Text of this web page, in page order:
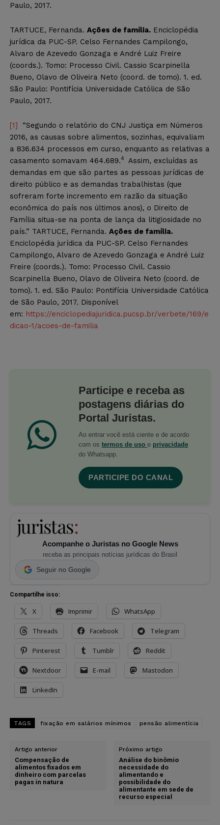
Paulo, 2017.
TARTUCE, Fernanda. Ações de família. Enciclopédia
jurídica da PUC-SP. Celso Fernandes Campilongo,
Alvaro de Azevedo Gonzaga e André Luiz Freire
(coords.). Tomo: Processo Civil. Cassio Scarpinella
Bueno, Olavo de Oliveira Neto (coord. de tomo). 1. ed.
São Paulo: Pontifícia Universidade Católica de São
Paulo, 2017.
[1] “Segundo o relatório do CNJ Justiça em Números
2016, as causas sobre alimentos, sozinhas, equivaliam
a 836.634 processos em curso, enquanto as relativas a
casamento somavam 464.689.4 Assim, excluídas as
demandas em que são partes as pessoas jurídicas de
direito público e as demandas trabalhistas (que
sofreram forte incremento em razão da situação
econômica do país nos últimos anos), o Direito de
Família situa-se na ponta de lança da litigiosidade no
país.” TARTUCE, Fernanda. Ações de família.
Enciclopédia jurídica da PUC-SP. Celso Fernandes
Campilongo, Alvaro de Azevedo Gonzaga e André Luiz
Freire (coords.). Tomo: Processo Civil. Cassio
Scarpinella Bueno, Olavo de Oliveira Neto (coord. de
tomo). 1. ed. São Paulo: Pontifícia Universidade Católica
de São Paulo, 2017. Disponível
em: https://enciclopediajuridica.pucsp.br/verbete/169/e
dicao-1/acoes-de-familia
Participe e receba as
postagens diárias do
Portal Juristas.
Ao entrar você está ciente e de acordo
com os termos de uso e privacidade
do Whatsapp.
PARTICIPE DO CANAL
Acompanhe o Juristas no Google News
receba as principais notícias jurídicas do Brasil
Seguir no Google
Compartilhe isso:
X Imprimir WhatsApp
Threads Facebook Telegram
Pinterest Tumblr Reddit
Nextdoor E-mail Mastodon
LinkedIn
TAGS fixação em salários mínimos pensão alimentícia
Artigo anterior
Compensação de
alimentos fixados em
dinheiro com parcelas
pagas in natura
Próximo artigo
Análise do binômio
necessidade do
alimentando e
possibilidade do
alimentante em sede de
recurso especial